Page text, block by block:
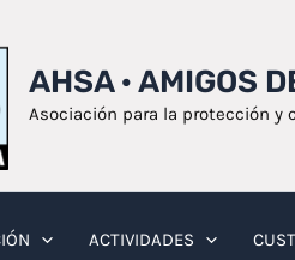
AHSA · AMIGOS
Asociación para la protección y
ACTIVIDADES